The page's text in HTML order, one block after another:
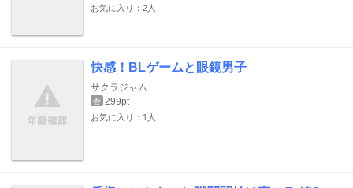
お気に入り：2人
快感！BLゲームと眼鏡男子
サクラジャム
巻 299pt
お気に入り：1人